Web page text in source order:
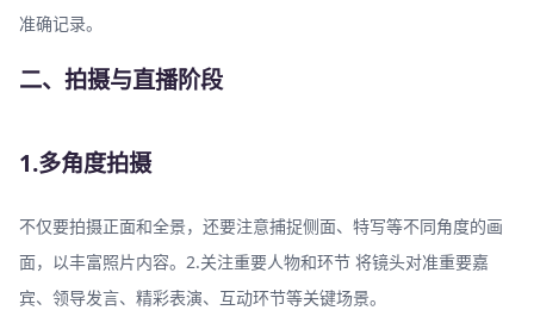
准确记录。
二、拍摄与直播阶段
1.多角度拍摄
不仅要拍摄正面和全景，还要注意捕捉侧面、特写等不同角度的画
面，以丰富照片内容。2.关注重要人物和环节 将镜头对准重要嘉
宾、领导发言、精彩表演、互动环节等关键场景。